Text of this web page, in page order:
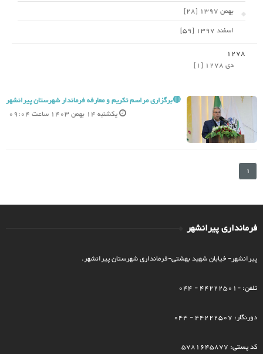
بهمن 1397 [28]
اسفند 1397 [59]
1278
دی 1278 [1]
🔴برگزاری مراسم تکریم و معارفه فرماندار شهرستان پیرانشهر
یکشنبه 14 بهمن 1403 ساعت 09:04
1
فرمانداری پیرانشهر
پیرانشهر- خیابان شهید بهشتی-فرمانداری شهرستان پیرانشهر.
تلفن: -44222501 - 044
دورنگار: 44222507 - 044
کد پستی: 5781645877